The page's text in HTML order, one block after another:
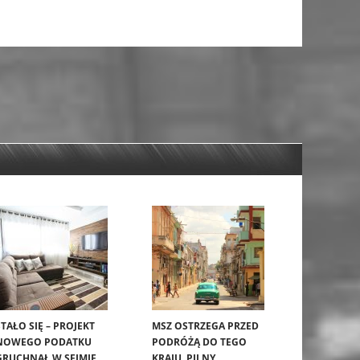
SIĘ – PROJEKT
PODATKU
MSZ OSTRZEGA PRZED
PODRÓŻĄ DO TEGO